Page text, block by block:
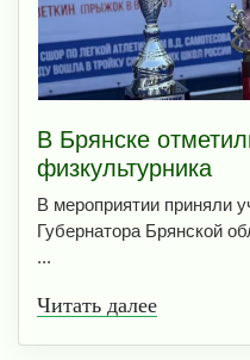
В Брянске
физкультурника
В мероприятии приняли
Губернатора Брянской
...
Читать далее